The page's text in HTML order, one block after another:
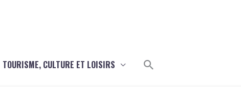
TOURISME, CULTURE ET LOISIRS Rechercher